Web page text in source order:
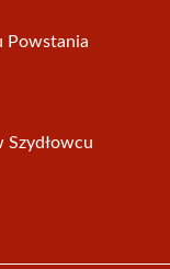
Powstania
Szydłowcu